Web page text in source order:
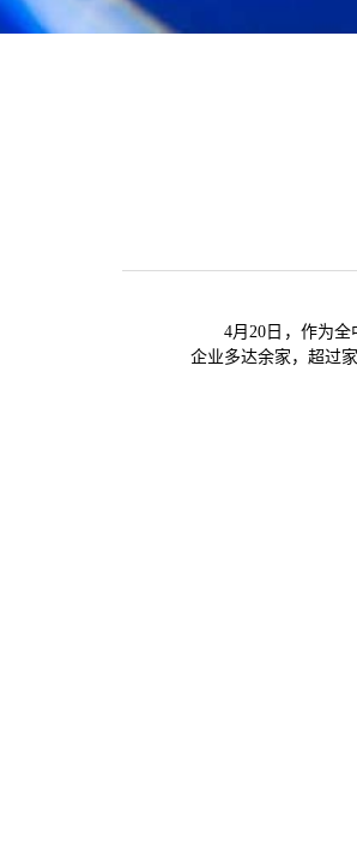
4月20日，作为
企业多达余家，超过